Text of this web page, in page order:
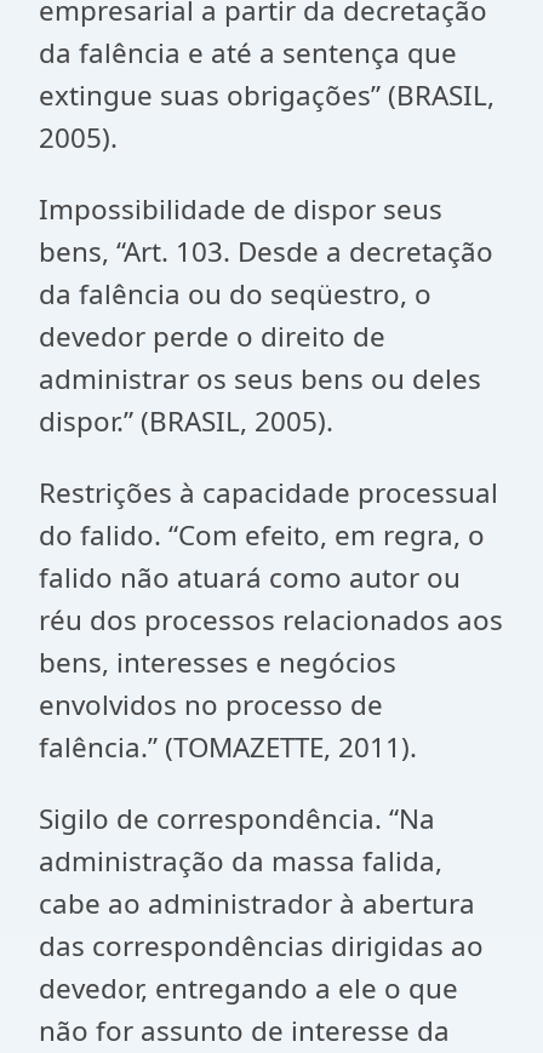
empresarial a partir da decretação
da falência e até a sentença que
extingue suas obrigações” (BRASIL,
2005).
Impossibilidade de dispor seus
bens, “Art. 103. Desde a decretação
da falência ou do seqüestro, o
devedor perde o direito de
administrar os seus bens ou deles
dispor.” (BRASIL, 2005).
Restrições à capacidade processual
do falido. “Com efeito, em regra, o
falido não atuará como autor ou
réu dos processos relacionados aos
bens, interesses e negócios
envolvidos no processo de
falência.” (TOMAZETTE, 2011).
Sigilo de correspondência. “Na
administração da massa falida,
cabe ao administrador à abertura
das correspondências dirigidas ao
devedor, entregando a ele o que
não for assunto de interesse da